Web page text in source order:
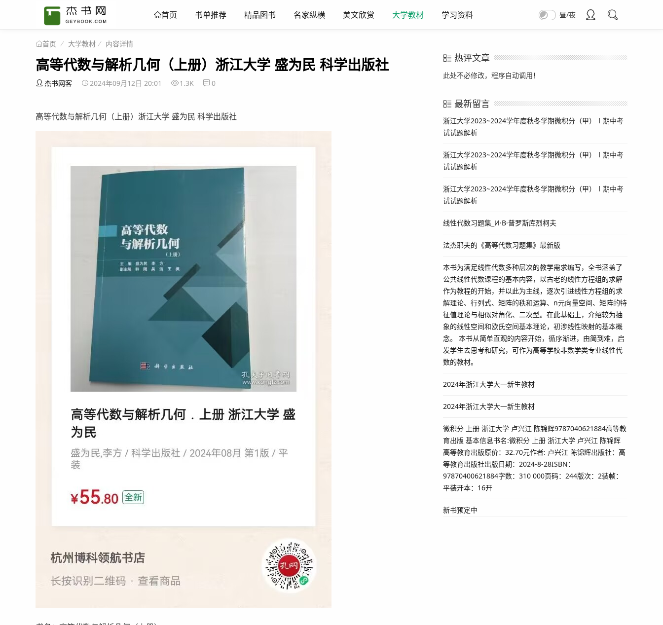
首页 书单推荐 精品图书 名家纵横 美文欣赏 大学教材 学习资料 昼/夜
首页 大学教材 内容详情
高等代数与解析几何（上册）浙江大学 盛为民 科学出版社
杰书网客 2024年09月12日 20:01 1.3K 0
高等代数与解析几何（上册）浙江大学 盛为民 科学出版社
热评文章
此处不必修改，程序自动调用！
最新留言
浙江大学2023~2024学年度秋冬学期微积分（甲）Ⅰ期中考
试试题解析
浙江大学2023~2024学年度秋冬学期微积分（甲）Ⅰ期中考
试试题解析
浙江大学2023~2024学年度秋冬学期微积分（甲）Ⅰ期中考
试试题解析
线性代数习题集_И·B·普罗斯库烈柯夫
法杰耶夫的《高等代数习题集》最新版
本书为满足线性代数多种层次的教学需求编写，全书涵盖了
公共线性代数课程的基本内容，以古老的线性方程组的求解
作为教程的开始，并以此为主线，逐次引进线性方程组的求
解理论、行列式、矩阵的秩和运算、n元向量空间、矩阵的特
征值理论与相似对角化、二次型。在此基础上，介绍较为抽
象的线性空间和欧氏空间基本理论，初涉线性映射的基本概
念。 本书从简单直观的内容开始，循序渐进，由简到难，启
发学生去思考和研究，可作为高等学校非数学类专业线性代
数的教材。
2024年浙江大学大一新生教材
2024年浙江大学大一新生教材
微积分 上册 浙江大学 卢兴江 陈锦辉9787040621884高等教
育出版 基本信息书名:微积分 上册 浙江大学 卢兴江 陈锦辉
高等教育出版原价：32.70元作者: 卢兴江 陈锦辉出版社：高
等教育出版社出版日期：2024-8-28ISBN：
97870400621884字数：310 000页码：244版次：2装帧：
平装开本：16开
新书预定中